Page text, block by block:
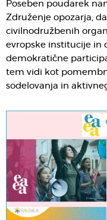
Poseben poudarek
Združenje opozarja,
civilnodružbenih
evropske institucije in
demokratične
tem vidi kot
sodelovanja in